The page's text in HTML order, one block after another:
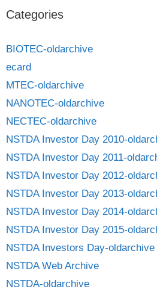
Categories
BIOTEC-oldarchive
ecard
MTEC-oldarchive
NANOTEC-oldarchive
NECTEC-oldarchive
NSTDA Investor Day 2010-
NSTDA Investor Day 2011-
NSTDA Investor Day 2012-
NSTDA Investor Day 2013-
NSTDA Investor Day 2014-
NSTDA Investor Day 2015-
NSTDA Investors Day-oldarchive
NSTDA Web Archive
NSTDA-oldarchive